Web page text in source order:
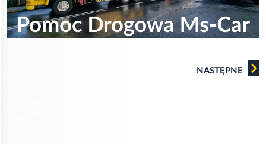
NASTĘPNE